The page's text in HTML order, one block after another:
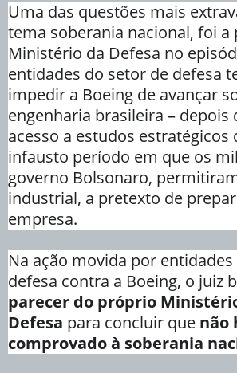
Uma das questões mais
tema soberania nacional, foi a
Ministério da Defesa no
entidades do setor de defesa
impedir a Boeing de avançar
engenharia brasileira – depois
acesso a estudos estratégicos
infausto período em que os
governo Bolsonaro,
industrial, a pretexto de
empresa.
Na ação movida por
defesa contra a Boeing, o juiz
parecer do próprio
Defesa para concluir que não
comprovado à soberania